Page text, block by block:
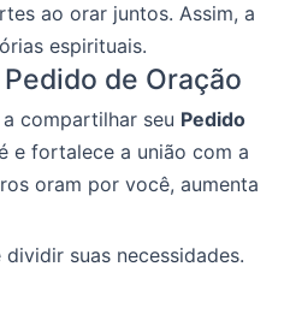
ao orar juntos. Assim, a
espirituais.
de Oração
compartilhar seu Pedido
e fortalece a união com a
oram por você, aumenta
suas necessidades.